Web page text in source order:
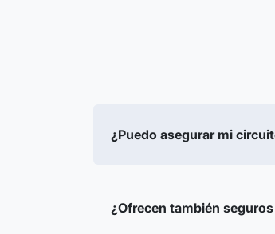
¿Puedo asegurar mi
¿Ofrecen también